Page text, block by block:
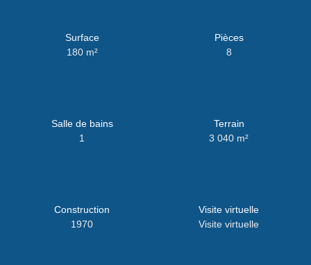
Surface
180 m²
Pièces
8
Salle de bains
1
Terrain
3 040 m²
Construction
1970
Visite virtuelle
Visite virtuelle